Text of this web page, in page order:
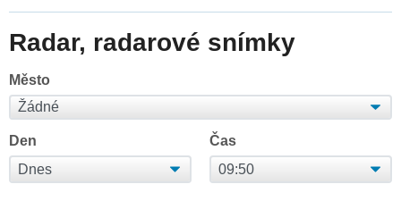
Radar, radarové snímky
Město
Den Čas